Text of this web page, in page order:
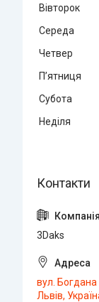
Вівторок
Середа
Четвер
Пʼятниця
Субота
Неділя
3Daks
вул.
Львів,